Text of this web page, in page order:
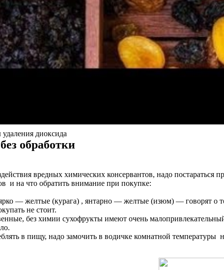
диоксида
обработки
вредных химических консервантов, надо
и на что обратить внимание при покупке:
— желтые (курага) , янтарно — желтые (изюм) — говорят
не стоит.
без химии сухофрукты имеют очень
в пищу, надо замочить в водичке комнатной